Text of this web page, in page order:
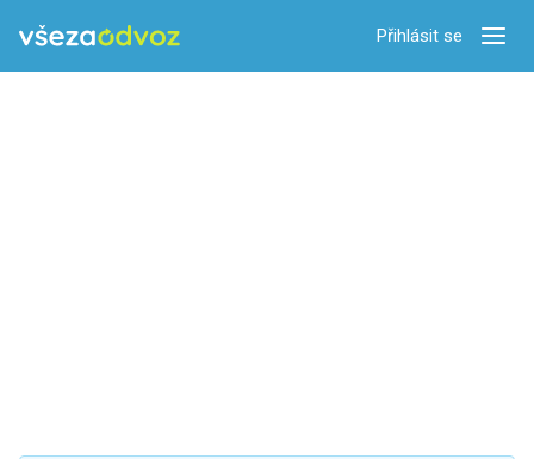
Přihlásit se